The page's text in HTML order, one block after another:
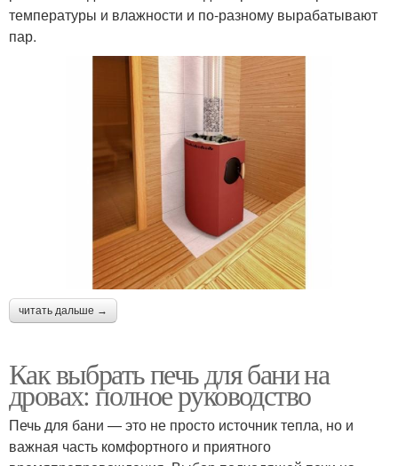
температуры и влажности и по-разному вырабатывают
пар.
читать дальше →
Как выбрать печь для бани на
дровах: полное руководство
Печь для бани — это не просто источник тепла, но и
важная часть комфортного и приятного